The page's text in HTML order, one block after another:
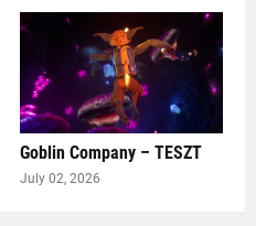
Goblin Company – TESZT
July 02, 2026